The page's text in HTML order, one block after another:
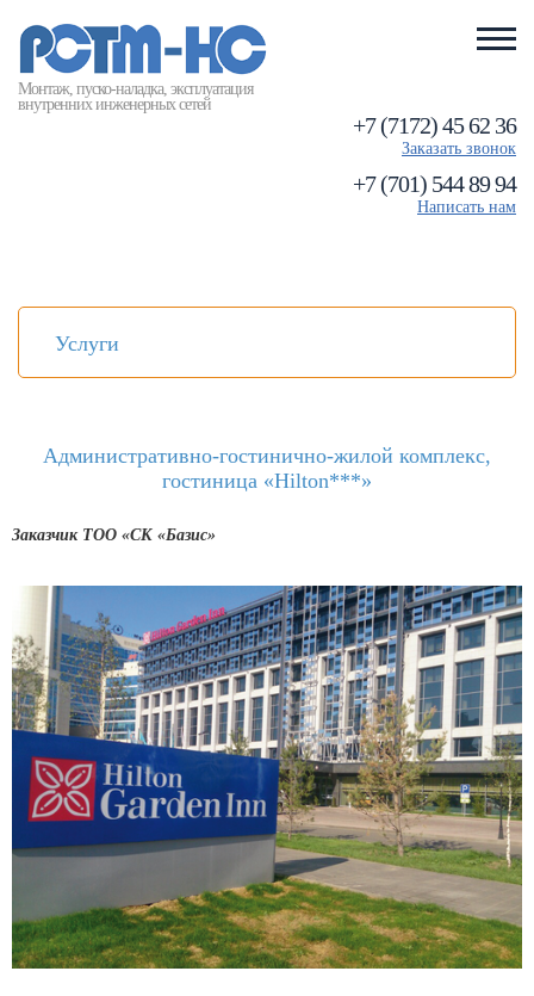
Монтаж, пуско-наладка, эксплуатация
внутренних инженерных сетей
+7 (7172) 45 62 36
Заказать звонок
+7 (701) 544 89 94
Написать нам
Услуги
Административно-гостинично-жилой комплекс,
гостиница «Hilton***»
Заказчик ТОО «СК «Базис»